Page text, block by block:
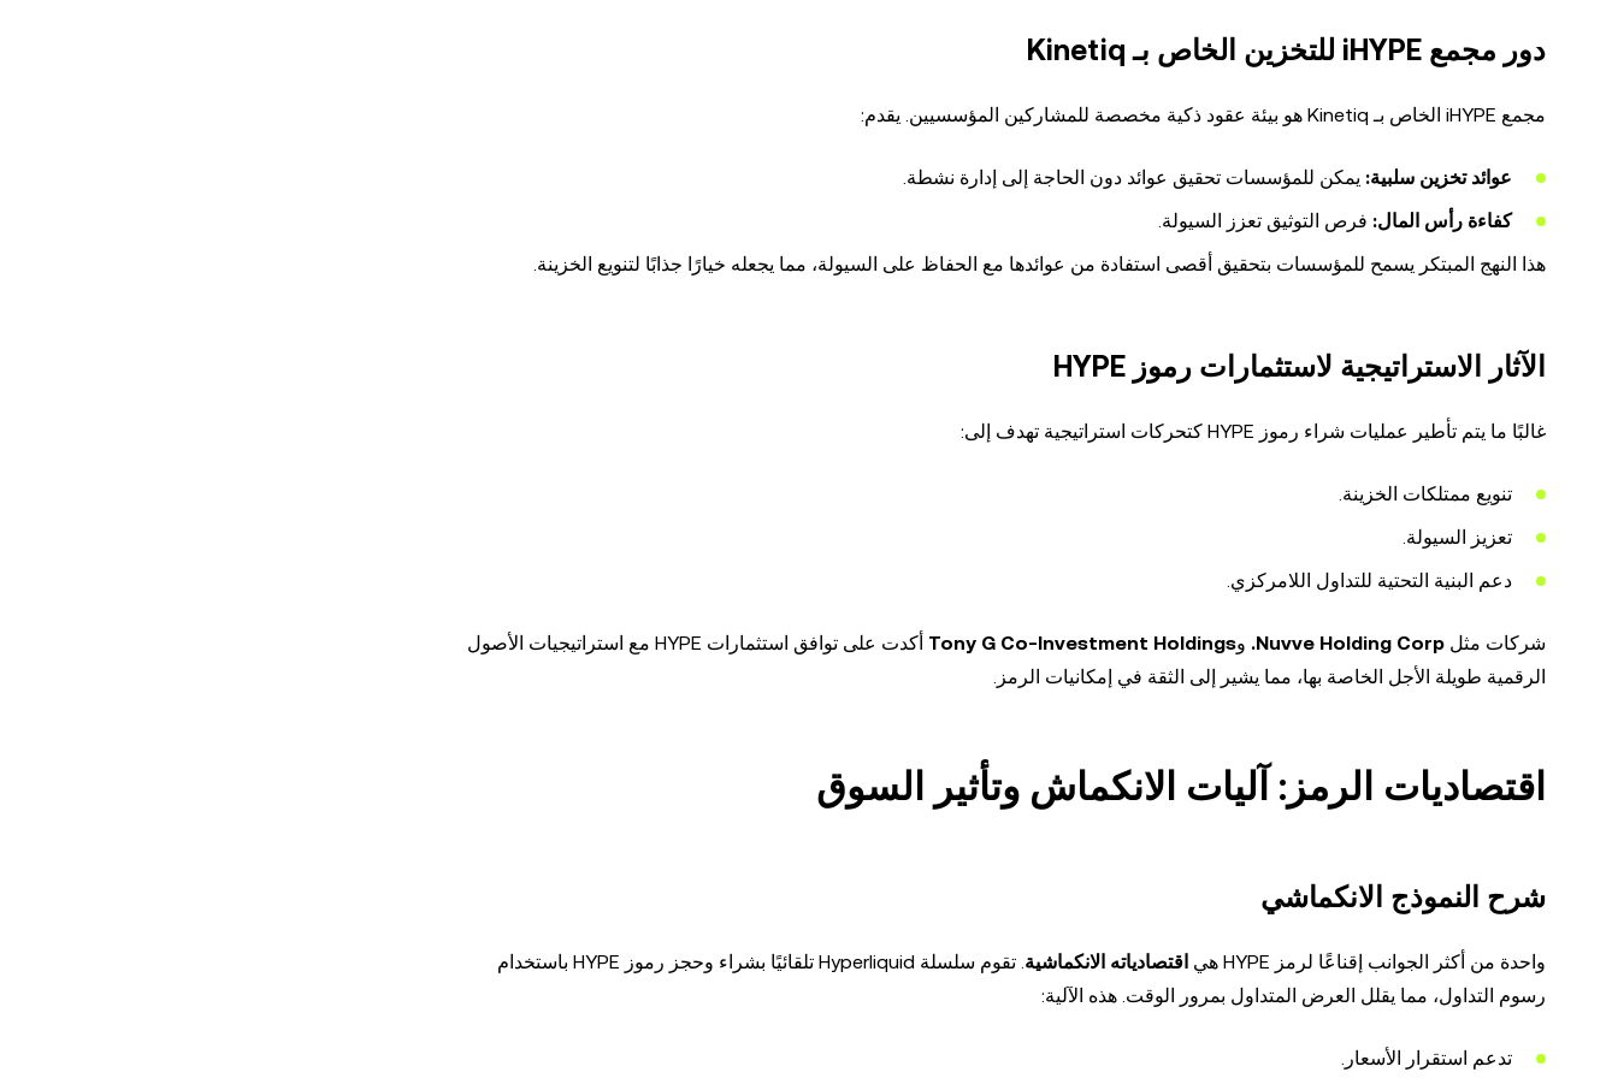
دور مجمع iHYPE للتخزين الخاص بـ Kinetiq
مجمع iHYPE الخاص بـ Kinetiq هو بيئة عقود ذكية مخصصة للمشاركين المؤسسيين. يقدم:
عوائد تخزين سلبية: يمكن للمؤسسات تحقيق عوائد دون الحاجة إلى إدارة نشطة.
كفاءة رأس المال: فرص التوثيق تعزز السيولة.
هذا النهج المبتكر يسمح للمؤسسات بتحقيق أقصى استفادة من عوائدها مع الحفاظ على السيولة، مما يجعله خيارًا جذابًا لتنويع الخزينة.
الآثار الاستراتيجية لاستثمارات رموز HYPE
غالبًا ما يتم تأطير عمليات شراء رموز HYPE كتحركات استراتيجية تهدف إلى:
تنويع ممتلكات الخزينة.
تعزيز السيولة.
دعم البنية التحتية للتداول اللامركزي.
شركات مثل Nuvve Holding Corp. وTony G Co-Investment Holdings
أكدت على توافق استثمارات HYPE مع استراتيجيات الأصول
الرقمية طويلة الأجل الخاصة بها، مما يشير إلى الثقة في إمكانيات الرمز.
اقتصاديات الرمز: آليات الانكماش وتأثير السوق
شرح النموذج الانكماشي
واحدة من أكثر الجوانب إقناعًا لرمز HYPE هي اقتصادياته الانكماشية
. تقوم سلسلة Hyperliquid تلقائيًا بشراء وحجز رموز HYPE باستخدام
رسوم التداول، مما يقلل العرض المتداول بمرور الوقت. هذه الآلية:
تدعم استقرار الأسعار.